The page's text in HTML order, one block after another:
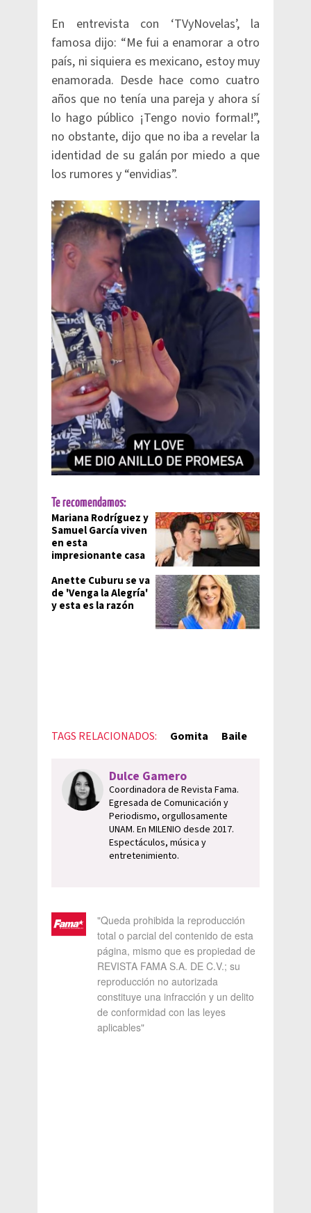
En entrevista con ‘TVyNovelas’, la
famosa dijo: “Me fui a enamorar a otro
país, ni siquiera es mexicano, estoy muy
enamorada. Desde hace como cuatro
años que no tenía una pareja y ahora sí
lo hago público ¡Tengo novio formal!”,
no obstante, dijo que no iba a revelar la
identidad de su galán por miedo a que
los rumores y “envidias”.
Te recomendamos:
Mariana Rodríguez y
Samuel García viven
en esta
impresionante casa
Anette Cuburu se va
de 'Venga la Alegría'
y esta es la razón
TAGS RELACIONADOS: Gomita Baile
Dulce Gamero
Coordinadora de Revista Fama.
Egresada de Comunicación y
Periodismo, orgullosamente
UNAM. En MILENIO desde 2017.
Espectáculos, música y
entretenimiento.
"Queda prohibida la reproducción
total o parcial del contenido de esta
página, mismo que es propiedad de
REVISTA FAMA S.A. DE C.V.; su
reproducción no autorizada
constituye una infracción y un delito
de conformidad con las leyes
aplicables"